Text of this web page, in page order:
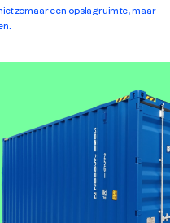
zomaar een opslagruimte, maar